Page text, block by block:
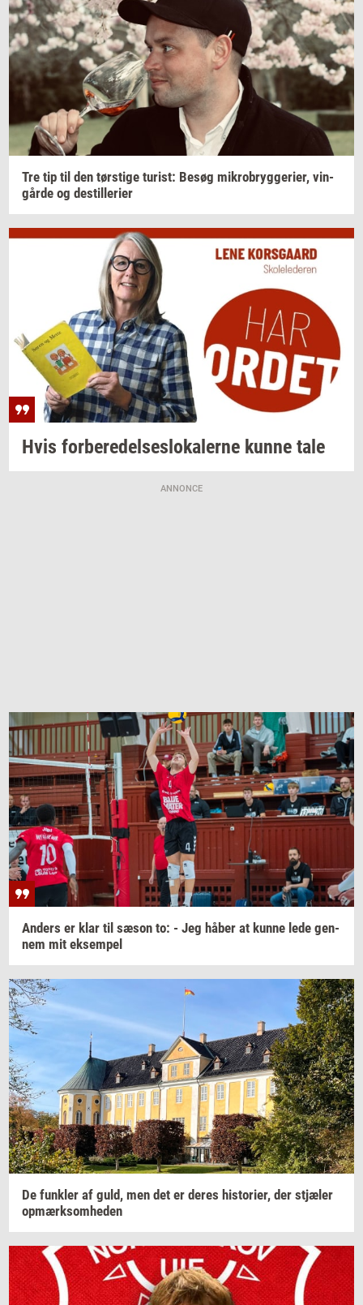
Tre tip til den tørsti­ge turist: Besøg mi­kro­bryg­ge­ri­er, vin­
går­de og destil­le­ri­er
Hvis for­be­re­del­ses­lo­ka­ler­ne kunne tale
ANNONCE
An­ders er klar til sæson to: - Jeg håber at kunne lede gen­
nem mit ek­sem­pel
De funk­ler af guld, men det er deres hi­sto­ri­er, der stjæ­ler
op­mærk­som­he­den